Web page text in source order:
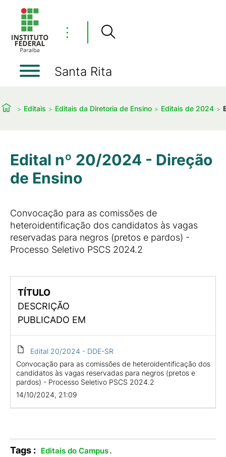
⋮
Santa Rita
Editais Editais da Diretoria de Ensino Editais de 2024
Edital nº 20/2024 - Direção
de Ensino
Convocação para as comissões de
heteroidentificação dos candidatos às vagas
reservadas para negros (pretos e pardos) -
Processo Seletivo PSCS 2024.2
TÍTULO
DESCRIÇÃO
PUBLICADO EM
Edital 20/2024 - DDE-SR
Convocação para as comissões de heteroidentificação dos
candidatos às vagas reservadas para negros (pretos e
pardos) - Processo Seletivo PSCS 2024.2
14/10/2024, 21:09
Tags : Editais do Campus.